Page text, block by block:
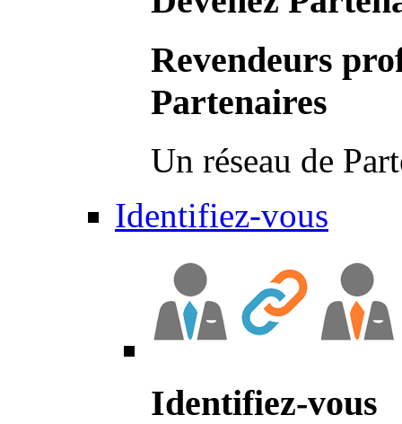
Revendeurs
Partenaires
Un réseau de
Identifiez-vous
Identifiez-vous